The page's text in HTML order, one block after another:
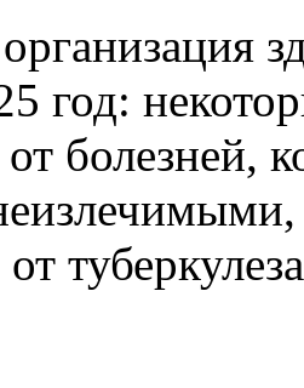
год:
болезней,